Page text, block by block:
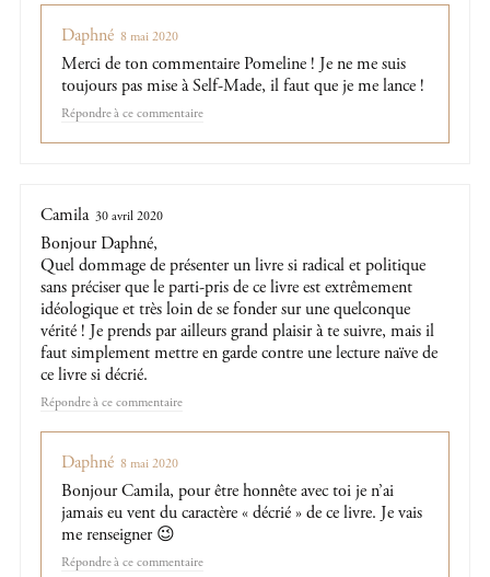
Daphné 8 mai 2020
Merci de ton commentaire Pomeline ! Je ne me suis
toujours pas mise à Self-Made, il faut que je me lance !
Répondre
Camila 30 avril 2020
Bonjour Daphné,
Quel dommage de présenter un livre si radical et politique
sans préciser que le parti-pris de ce livre est extrêmement
idéologique et très loin de se fonder sur une quelconque
vérité ! Je prends par ailleurs grand plaisir à te suivre, mais il
faut simplement mettre en garde contre une lecture naïve de
ce livre si décrié.
Répondre
Daphné 8 mai 2020
Bonjour Camila, pour être honnête avec toi je n’ai
jamais eu vent du caractère « décrié » de ce livre. Je vais
me renseigner 😉
Répondre